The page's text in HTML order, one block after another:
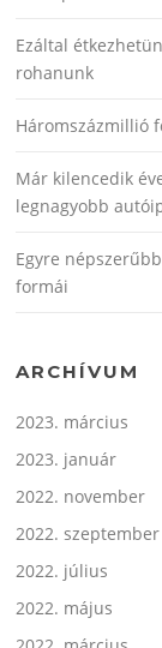
Ezáltal
rohanunk
Háromszázmillió
Már kilencedik
legnagyobb
Egyre
formái
ARCHÍVUM
2023. március
2023. január
2022. november
2022. szeptember
2022. július
2022. május